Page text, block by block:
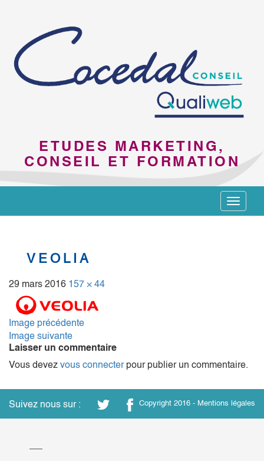
ETUDES MARKETING,
CONSEIL ET FORMATION
Toggle
VEOLIA
29 mars 2016 157 × 44
Image précédente
Image suivante
Laisser un commentaire
Vous devez vous connecterpour publier un commentaire.
Suivez nous sur : Copyright 2016 - Mentions légales